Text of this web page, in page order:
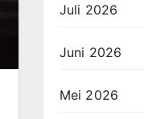
Juli 2026
Juni 2026
Mei 2026